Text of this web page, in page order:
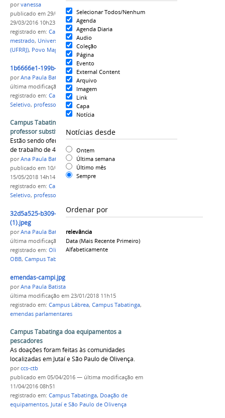
Selecionar Todos/Nenhum
Agenda
Agenda Diaria
Audio
Coleção
Página
Evento
External Content
Arquivo
Imagem
Link
Capa
Notícia
Notícias desde
Ontem
Última semana
Último mês
Sempre
Ordenar por
relevância
Data (mais Recente Primeiro)
Alfabeticamente
porvanessa
publicado em 29/03/2016—última modificaçãoem
29/03/2016 10h23
registrado em: Campus Tabatinga ,Dissertação de
mestrado, Universidade Federal Rural do Rio Janeiro
(UFRRJ), Povo Maguta
1b6666e1-199b-49ca-b9f3-22eeb2572119.png
porAna Paula Batista
última modificação
em 15/05/2018 14h13
registrado em: Campus Tabatinga
Seletivo, professor substituto
Campus Tabatinga abre processo seletivo para
professor substituto
Estão sendo ofertadas seis vagas com jornada
de trabalho de 40h semanais
porAna Paula Batista
publicado em 10/05/2018 —última modificação
15/05/2018 14h14
registrado em: Campus Tabatinga
Seletivo, professor substituto
32d5a525-b309-4ff4-8036-24857553f146
(1).jpeg
porAna Paula Batista
última modificação
em 15/03/2018 09h15
registrado em: Olimpíada Brasileira de Biologia
OBB, Campus Tabatinga
emendas-campi.jpg
porAna Paula Batista
última modificação em 23/01/2018 11h15
registrado em: Campus Lábrea, Campus Tabatinga,
emendas parlamentares
Campus Tabatinga doa equipamentos a
pescadores
As doações foram feitas às comunidades
localizadas em Jutaí e São Paulo de Olivença.
porccs-ctb
publicado em 05/04/2016 — última modificação em
11/04/2016 08h51
registrado em: Campus Tabatinga, Doação de
equipamentos, Jutaí e São Paulo de Olivença